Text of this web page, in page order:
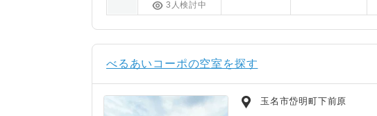
3人検討中
べるあいコーポの空室を探す
玉名市岱明町下前原